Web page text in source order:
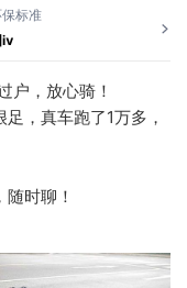
标准
ⅳ
户，放心骑！
，真车跑了1万多，
时聊！